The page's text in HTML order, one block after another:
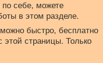
себе, можете
в этом разделе.
быстро, бесплатно
страницы. Только